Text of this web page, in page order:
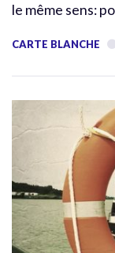
le même sens:
CARTE BLANCHE